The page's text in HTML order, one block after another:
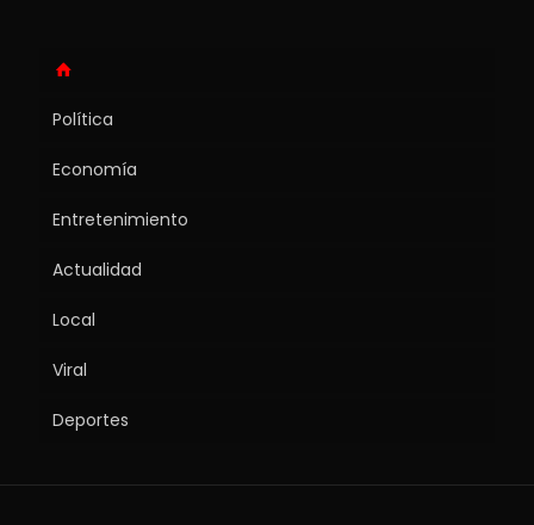
Política
Economía
Entretenimiento
Actualidad
Local
Viral
Deportes